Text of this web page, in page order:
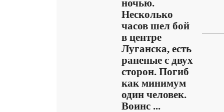
ночью.
Несколько
часов шел бой
в центре
Луганска, есть
раненые с двух
сторон. Погиб
как минимум
один человек.
Воинс ...